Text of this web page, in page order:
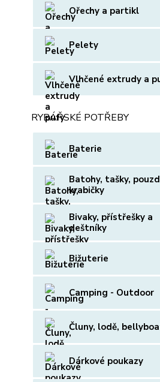
Ořechy a partikl
Pelety
Vlhčené extrudy a
RYBÁŘSKÉ POTŘEBY
Baterie
Batohy, tašky,
krabičky
Bivaky, přístřešky a
deštníky
Bižuterie
Camping - Outdoor
Čluny, lodě,
Dárkové poukazy